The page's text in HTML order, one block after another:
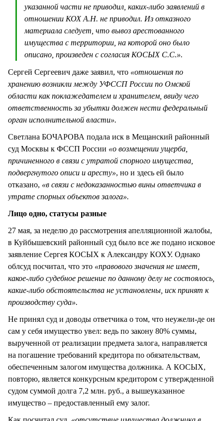
указанной части не приводил, каких-либо заявлений в
отношении КОХ А.Н. не приводил. Из отказного
материала следует, что вывоз арестованного
имущества с территории, на которой оно было
описано, произведен с согласия КОСЫХ С.С.».
Сергей Сергеевич даже заявил, что «отношения по
хранению возникли между УФССП России по Омской
области как поклажедателем и хранителем, ввиду чего
ответственность за убытки должен нести федеральный
орган исполнительной власти».
Светлана БОЧАРОВА подала иск в Мещанский районный
суд Москвы к ФССП России «о возмещении ущерба,
причиненного в связи с утратой спорного имущества,
подвергнутого описи и аресту», но и здесь ей было
отказано, «в связи с недоказанностью вины ответчика в
утрате спорных объектов залога».
Лицо одно, статусы разные
27 мая, за неделю до рассмотрения апелляционной жалобы,
в Куйбышевский районный суд было все же подано исковое
заявление Сергея КОСЫХ к Александру КОХУ. Однако
облсуд посчитал, что это «правового значения не имеет,
какое-либо судебное решение по данному делу не состоялось,
какие-либо обстоятельства не установлены, иск принят к
производству суда».
Не принял суд и доводы ответчика о том, что неужели-де он
сам у себя имущество увел: ведь по закону 80% суммы,
вырученной от реализации предмета залога, направляется
на погашение требований кредитора по обязательствам,
обеспеченным залогом имущества должника. А КОСЫХ,
повторю, является конкурсным кредитором с утвержденной
судом суммой долга 7,2 млн. руб., а вышеуказанное
имущество – предоставленный ему залог.